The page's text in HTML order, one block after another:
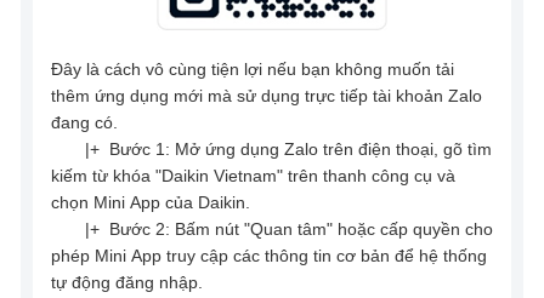
Đây là cách vô cùng tiện lợi nếu bạn không muốn tải
thêm ứng dụng mới mà sử dụng trực tiếp tài khoản Zalo
đang có.
|+ Bước 1: Mở ứng dụng Zalo trên điện thoại, gõ tìm
kiếm từ khóa "Daikin Vietnam" trên thanh công cụ và
chọn Mini App của Daikin.
|+ Bước 2: Bấm nút "Quan tâm" hoặc cấp quyền cho
phép Mini App truy cập các thông tin cơ bản để hệ thống
tự động đăng nhập.